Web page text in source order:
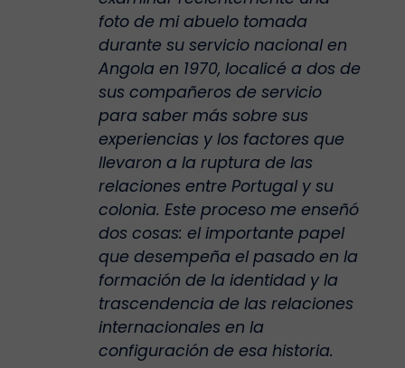
foto de mi abuelo tomada
durante su servicio nacional en
Angola en 1970, localicé a dos de
sus compañeros de servicio
para saber más sobre sus
experiencias y los factores que
llevaron a la ruptura de las
relaciones entre Portugal y su
colonia. Este proceso me enseñó
dos cosas: el importante papel
que desempeña el pasado en la
formación de la identidad y la
trascendencia de las relaciones
internacionales en la
configuración de esa historia.